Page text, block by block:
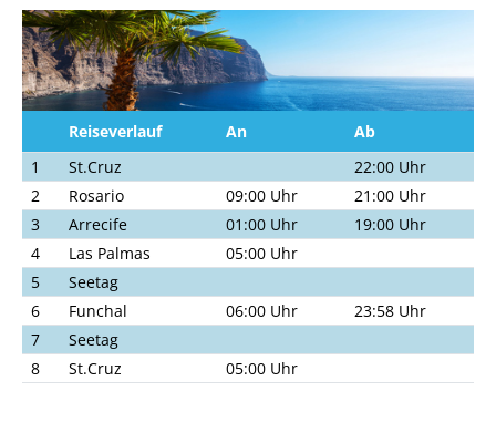
Reiseverlauf An
Ab
1
St.Cruz
22:00 Uhr
2
Rosario 09:00 Uhr
21:00 Uhr
3
Arrecife 01:00 Uhr
19:00 Uhr
4
Las Palmas
05:00 Uhr
5
Seetag
6
Funchal 06:00 Uhr
23:58 Uhr
7
Seetag
8
St.Cruz 05:00 Uhr